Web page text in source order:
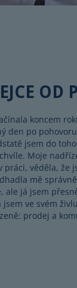
OD
koncem
den po
jsem do
Moje
práci, věděla, že
mě
ale já jsem
jsem ve svém
prodej a